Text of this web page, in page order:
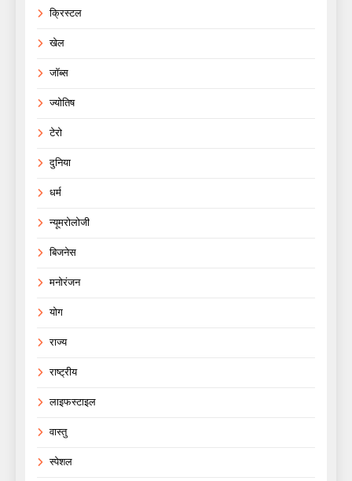
क्रिस्टल
खेल
जॉब्स
ज्योतिष
टेरो
दुनिया
धर्म
न्यूमरोलोजी
बिजनेस
मनोरंजन
योग
राज्य
राष्ट्रीय
लाइफस्टाइल
वास्तु
स्पेशल